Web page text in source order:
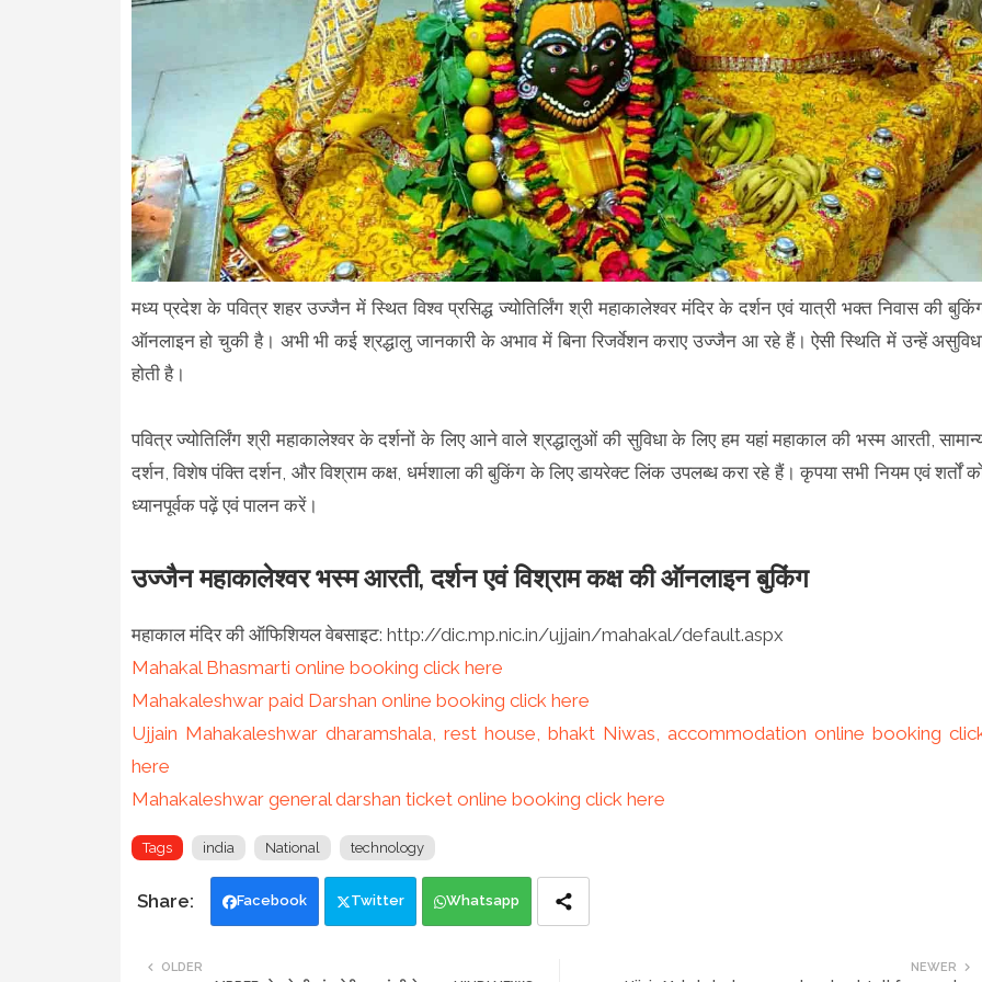
मध्य प्रदेश के पवित्र शहर उज्जैन में स्थित विश्व प्रसिद्ध ज्योतिर्लिंग श्री महाकालेश्वर मंदिर के दर्शन एवं यात्री भक्त निवास की
ऑनलाइन हो चुकी है। अभी भी कई श्रद्धालु जानकारी के अभाव में बिना रिजर्वेशन कराए उज्जैन आ रहे हैं। ऐसी स्थिति में उन्हें
होती है।
पवित्र ज्योतिर्लिंग श्री महाकालेश्वर के दर्शनों के लिए आने वाले श्रद्धालुओं की सुविधा के लिए हम यहां महाकाल की भस्म आरती,
दर्शन, विशेष पंक्ति दर्शन, और विश्राम कक्ष, धर्मशाला की बुकिंग के लिए डायरेक्ट लिंक उपलब्ध करा रहे हैं। कृपया सभी नियम एवं शर्तों
ध्यानपूर्वक पढ़ें एवं पालन करें।
उज्जैन महाकालेश्वर भस्म आरती, दर्शन एवं विश्राम कक्ष की ऑनलाइन बुकिंग
महाकाल मंदिर की ऑफिशियल वेबसाइट: http://dic.mp.nic.in/ujjain/mahakal/default.aspx
Mahakal Bhasmarti online booking click here
Mahakaleshwar paid Darshan online booking click here
Ujjain Mahakaleshwar dharamshala, rest house, bhakt Niwas, accommodation online booking
here
Mahakaleshwar general darshan ticket online booking click here
Tags india National technology
Facebook Twitter Whatsapp
NEWER
OLDER